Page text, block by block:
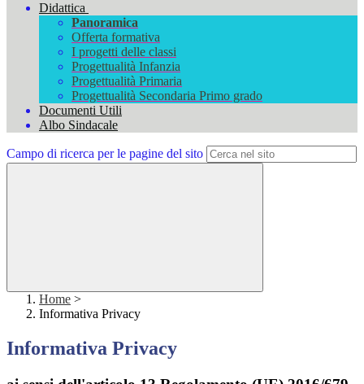
Didattica
Panoramica
Offerta formativa
I progetti delle classi
Progettualità Infanzia
Progettualità Primaria
Progettualità Secondaria Primo grado
Documenti Utili
Albo Sindacale
Campo di ricerca per le pagine del sito
Home >
Informativa Privacy
Informativa Privacy